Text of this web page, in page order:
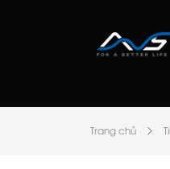
Trang chủ